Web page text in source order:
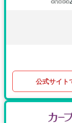
公式サイト